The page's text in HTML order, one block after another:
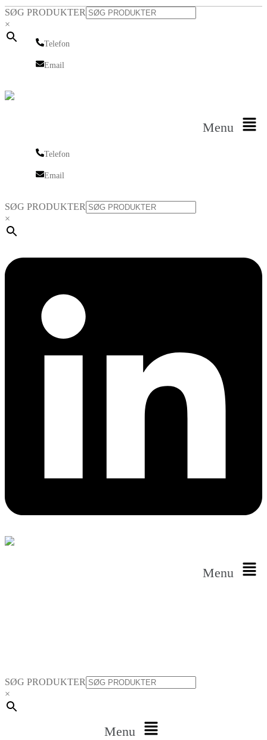
SØG PRODUKTER
×
Telefon
Email
Menu
Telefon
Email
SØG PRODUKTER
×
Menu
SØG PRODUKTER
×
Menu